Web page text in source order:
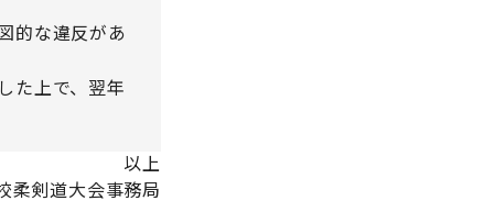
的な違反があ
た上で、翌年
以上
柔剣道大会事務局